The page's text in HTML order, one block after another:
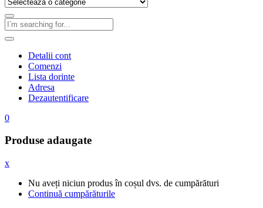
Detalii cont
Comenzi
Lista dorinte
Adresa
Dezautentificare
0
Produse adaugate
x
Nu aveți niciun produs în coșul dvs. de cumpărături
Continuă cumpărăturile